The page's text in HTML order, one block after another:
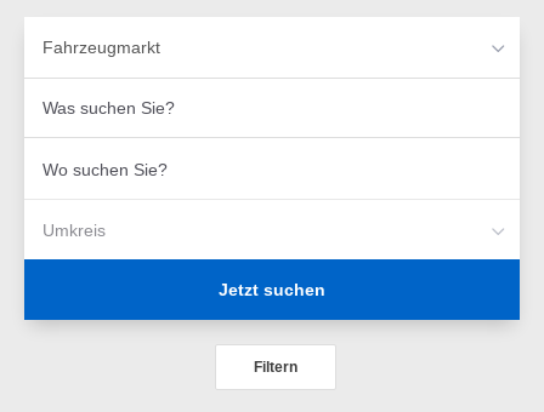
Fahrzeugmarkt
suchen
Sie?
suchen
Umkreis
Jetzt suchen
Filtern